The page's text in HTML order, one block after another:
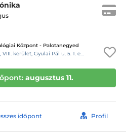
Központ - Palotanegyed
Gyulai Pál u. 5. 1. emelet 3., kapucsengő: INDA Pszi
augusztus 11.
időpont Profil